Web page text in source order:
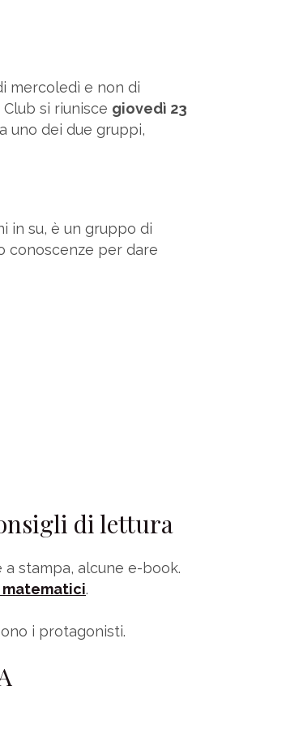
mercoledì e non di
Club si riunisce giovedì 23
uno dei due gruppi,
in su, è un gruppo di
conoscenze per dare
di lettura
a stampa, alcune e-book.
matematici.
i protagonisti.